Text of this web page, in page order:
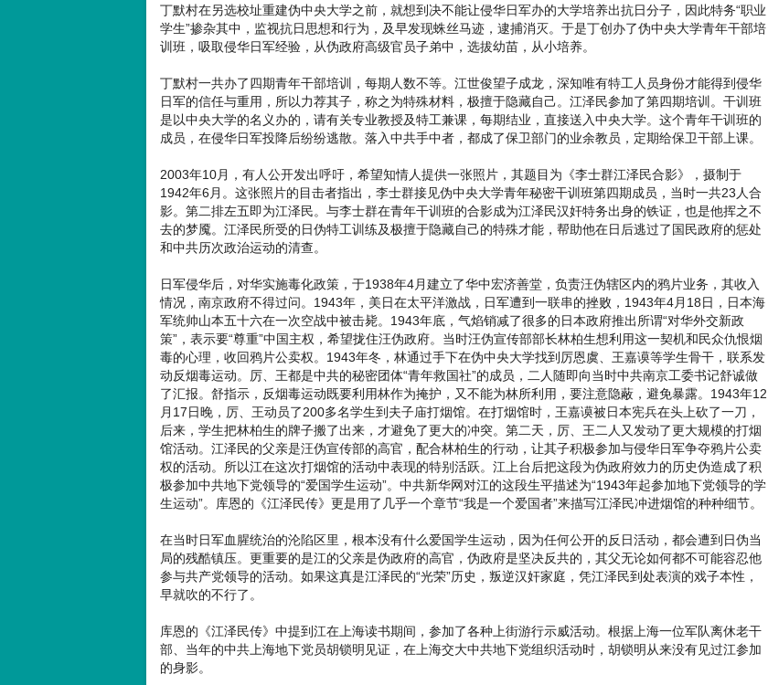
丁默村在另选校址重建伪中央大学之前，就想到决不能让侵华日军办的大学培养出抗日分子，因此特务“职业
学生”掺杂其中，监视抗日思想和行为，及早发现蛛丝马迹，逮捕消灭。于是丁创办了伪中央大学青年干部培
训班，吸取侵华日军经验，从伪政府高级官员子弟中，选拔幼苗，从小培养。
丁默村一共办了四期青年干部培训，每期人数不等。江世俊望子成龙，深知唯有特工人员身份才能得到侵华
日军的信任与重用，所以力荐其子，称之为特殊材料，极擅于隐藏自己。江泽民参加了第四期培训。干训班
是以中央大学的名义办的，请有关专业教授及特工兼课，每期结业，直接送入中央大学。这个青年干训班的
成员，在侵华日军投降后纷纷逃散。落入中共手中者，都成了保卫部门的业余教员，定期给保卫干部上课。
2003年10月，有人公开发出呼吁，希望知情人提供一张照片，其题目为《李士群江泽民合影》，摄制于
1942年6月。这张照片的目击者指出，李士群接见伪中央大学青年秘密干训班第四期成员，当时一共23人合
影。第二排左五即为江泽民。与李士群在青年干训班的合影成为江泽民汉奸特务出身的铁证，也是他挥之不
去的梦魇。江泽民所受的日伪特工训练及极擅于隐藏自己的特殊才能，帮助他在日后逃过了国民政府的惩处
和中共历次政治运动的清查。
日军侵华后，对华实施毒化政策，于1938年4月建立了华中宏济善堂，负责汪伪辖区内的鸦片业务，其收入
情况，南京政府不得过问。1943年，美日在太平洋激战，日军遭到一联串的挫败，1943年4月18日，日本海
军统帅山本五十六在一次空战中被击毙。1943年底，气焰销减了很多的日本政府推出所谓“对华外交新政
策”，表示要“尊重”中国主权，希望拢住汪伪政府。当时汪伪宣传部部长林柏生想利用这一契机和民众仇恨烟
毒的心理，收回鸦片公卖权。1943年冬，林通过手下在伪中央大学找到厉恩虞、王嘉谟等学生骨干，联系发
动反烟毒运动。厉、王都是中共的秘密团体“青年救国社”的成员，二人随即向当时中共南京工委书记舒诚做
了汇报。舒指示，反烟毒运动既要利用林作为掩护，又不能为林所利用，要注意隐蔽，避免暴露。1943年12
月17日晚，厉、王动员了200多名学生到夫子庙打烟馆。在打烟馆时，王嘉谟被日本宪兵在头上砍了一刀，
后来，学生把林柏生的牌子搬了出来，才避免了更大的冲突。第二天，厉、王二人又发动了更大规模的打烟
馆活动。江泽民的父亲是汪伪宣传部的高官，配合林柏生的行动，让其子积极参加与侵华日军争夺鸦片公卖
权的活动。所以江在这次打烟馆的活动中表现的特别活跃。江上台后把这段为伪政府效力的历史伪造成了积
极参加中共地下党领导的“爱国学生运动”。中共新华网对江的这段生平描述为“1943年起参加地下党领导的学
生运动”。库恩的《江泽民传》更是用了几乎一个章节“我是一个爱国者”来描写江泽民冲进烟馆的种种细节。
在当时日军血腥统治的沦陷区里，根本没有什么爱国学生运动，因为任何公开的反日活动，都会遭到日伪当
局的残酷镇压。更重要的是江的父亲是伪政府的高官，伪政府是坚决反共的，其父无论如何都不可能容忍他
参与共产党领导的活动。如果这真是江泽民的“光荣”历史，叛逆汉奸家庭，凭江泽民到处表演的戏子本性，
早就吹的不行了。
库恩的《江泽民传》中提到江在上海读书期间，参加了各种上街游行示威活动。根据上海一位军队离休老干
部、当年的中共上海地下党员胡锁明见证，在上海交大中共地下党组织活动时，胡锁明从来没有见过江参加
的身影。